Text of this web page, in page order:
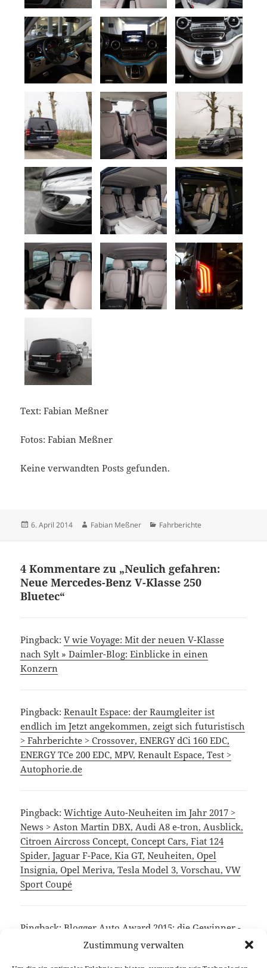
Zustimmung verwalten
Text: Fabian Meßner
Fotos: Fabian Meßner
Keine verwandten Posts gefunden.
Veröffentlicht
6. April 2014 Autor
Fabian Meßner Kategorien
Fahrberichte
4 Kommentare zu „Neulich gefahren:
Neue Mercedes-Benz V-Klasse 250
Bluetec“
Pingback:V wie Voyage: Mit der neuen V-Klasse
nach Sylt » Daimler-Blog: Einblicke in einen
Konzern
Pingback:Renault Espace: der Raumgleiter ist
endlich im Jetzt angekommen, zeigt sich futuristisch
> Fahrberichte > Crossover, ENERGY dCi 160 EDC,
ENERGY TCe 200 EDC, MPV, Renault Espace, Test >
Autophorie.de
Pingback:Wichtige Auto-Neuheiten im Jahr 2017 >
News > Aston Martin DBX, Audi A8 e-tron, Ausblick,
Citroen Aircross Concept, Concept Cars, Fiat 124
Spider, Jaguar F-Pace, Kia GT, Neuheiten, Opel
Insignia, Opel Meriva, Tesla Model 3, Vorschau, VW
Sport Coupé
Pingback: Blogger Auto Award 2015: die Gewinner -
Autophorie.deAutophorie.de